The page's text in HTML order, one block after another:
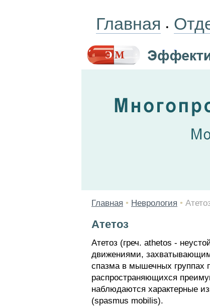
Главная •
Главная • Неврология •
Атетоз
Атетоз (греч. athetos -
движениями,
спазма в мышечных группах
распространяющихся
наблюдаются характерные
(spasmus mobilis).